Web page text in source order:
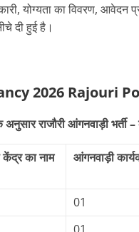
योग्यता का विवरण,
दी हुई है।
2026 Rajouri
अनुसार राजौरी आंगनवाड़ी भर्ती
का नाम आंगनवाड़ी
01